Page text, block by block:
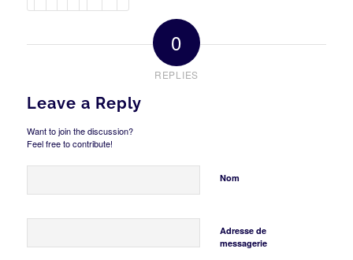
0
REPLIES
Leave a Reply
Want to join the discussion?
Feel free to contribute!
Nom
Adresse de
messagerie